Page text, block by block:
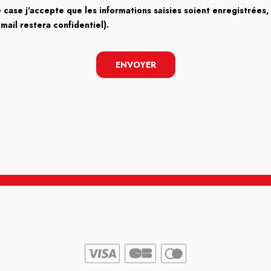
case j'accepte que les informations saisies soient
restera confidentiel).
ENVOYER